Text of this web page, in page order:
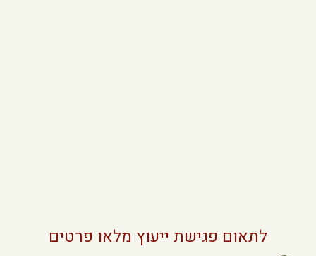
לתאום פגישת ייעוץ מלאו פרטים